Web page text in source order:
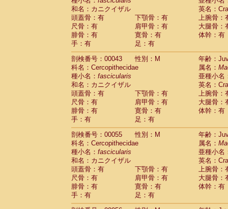
Cercopithecidae
Cercocebus
CercopithecidaeCercocebus
CercopithecidaeCercocebus
CercopithecidaeCercocebus hybrid(0)
CercopithecidaeCercocebus
CercopithecidaeLophocebus
Cercopithecidae
(0)
Cercopithecidae Papio cynocephalus
Cercopithecidae Papio hamadryas(0)
CercopithecidaePapio papio
CercopithecidaePapio
CercopithecidaeMandrillus
CercopithecidaeMandrillus sphinx
CercopithecidaeTheropithecus
CercopithecidaeMacaca arctoides(1)
Cercopithecidae Macaca assamensis
Cercopithecidae
Macaca
CercopithecidaeMacaca cyclopis (6)
CercopithecidaeMacaca fascicularis
CercopithecidaeMacaca fuscaca
CercopithecidaeMacaca fuscata
CercopithecidaeMacaca fuscata
和名：カニクイザル
英名：
頭蓋骨：有
下顎骨：有
上腕骨：
尺骨：有
肩甲骨：有
大腿骨：
腓骨：有
寛骨：有
体幹：有
手：有
足：有
剖検番号：00043
性別：M
年齢：
科名：Cercopithecidae
属名：
種小名： fascicularis
亜種小名
和名：カニクイザル
英名：
頭蓋骨：有
下顎骨：有
上腕骨：
尺骨：有
肩甲骨：有
大腿骨：
腓骨：有
寛骨：有
体幹：有
手：有
足：有
剖検番号：00055
性別：M
年齢：
科名：Cercopithecidae
属名：
種小名： fascicularis
亜種小名
和名：カニクイザル
英名：
頭蓋骨：有
下顎骨：有
上腕骨：
尺骨：有
肩甲骨：有
大腿骨：
腓骨：有
寛骨：有
体幹：有
手：有
足：有